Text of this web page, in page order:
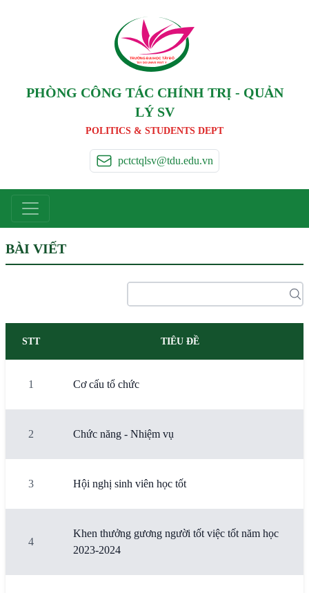
TRƯỜNG ĐẠI HỌC TÂY ĐÔ
TAY DO UNIVERSIT Y
PHÒNG CÔNG TÁC CHÍNH TRỊ - QUẢN
LÝ SV
POLITICS & STUDENTS DEPT
pctctqlsv@tdu.edu.vn
BÀI VIẾT
STT TIÊU ĐỀ
1 Cơ cấu tổ chức
2 Chức năng - Nhiệm vụ
3 Hội nghị sinh viên học tốt
4
Khen thưởng gương người tốt việc tốt năm học
2023-2024